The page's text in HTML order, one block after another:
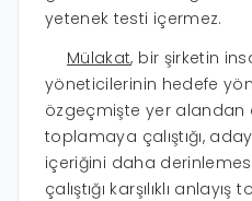
yetenek testi içermez.
Mülakat, bir şirketin
yöneticilerinin hedefe
özgeçmişte yer alandan
toplamaya çalıştığı,
içeriğini daha
çalıştığı karşılıklı anlayış